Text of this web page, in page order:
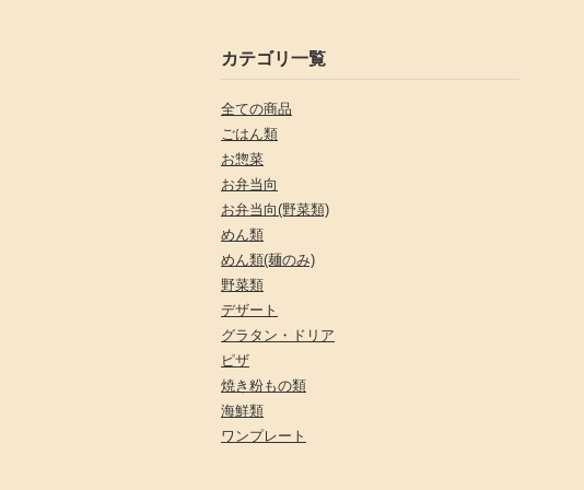
カテゴリ一覧
全ての商品
ごはん類
お惣菜
お弁当向
お弁当向(野菜類)
めん類
めん類(麺のみ)
野菜類
デザート
グラタン・ドリア
ピザ
焼き粉もの類
海鮮類
ワンプレート